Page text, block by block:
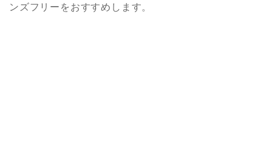
ンズフリーをおすすめします。